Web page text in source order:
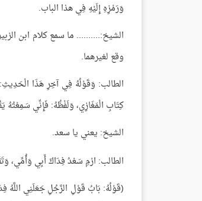
وَرَمْزِهِ إِلَيْهِ فِي هذا الباب.
الشيخ:.......... ما سمع كلام ابن
وقع لغيرهما.
الطالب: وَقَوْلُهُ فِي آخِرِ هَذَا
كِتَابِ الْمَغَازِي، وَلَفْظُهُ: فَإِنِّي سَمِعْتُهُ
الشيخ: يعني يا سعد.
الطالب: ارْمِ سَعْدُ فِدَاكَ أَبِي وَأُمِّي،
(قَوْلُهُ: بَابُ قَوْلِ الرَّجُلِ جَعَلَنِي اللَّهُ